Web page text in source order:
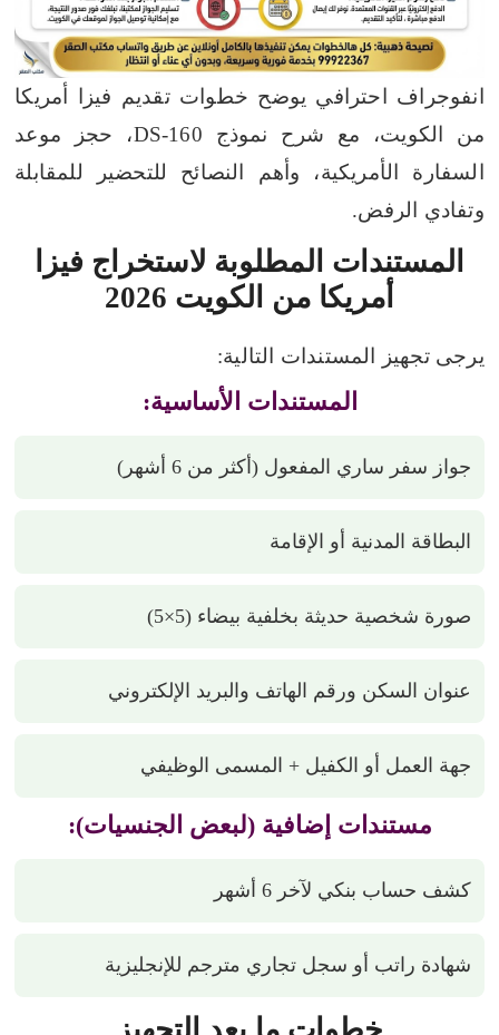
انفوجراف احترافي يوضح خطوات تقديم فيزا أمريكا
من الكويت، مع شرح نموذج DS-160، حجز موعد
السفارة الأمريكية، وأهم النصائح للتحضير للمقابلة
وتفادي الرفض.
المستندات المطلوبة لاستخراج فيزا
أمريكا من الكويت 2026
يرجى تجهيز المستندات التالية:
المستندات الأساسية:
جواز سفر ساري المفعول (أكثر من 6 أشهر)
البطاقة المدنية أو الإقامة
صورة شخصية حديثة بخلفية بيضاء (5×5)
عنوان السكن ورقم الهاتف والبريد الإلكتروني
جهة العمل أو الكفيل + المسمى الوظيفي
مستندات إضافية (لبعض الجنسيات):
كشف حساب بنكي لآخر 6 أشهر
شهادة راتب أو سجل تجاري مترجم للإنجليزية